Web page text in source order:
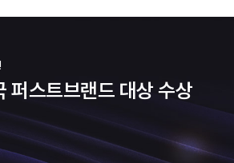
퍼스트브랜드 대상 수상